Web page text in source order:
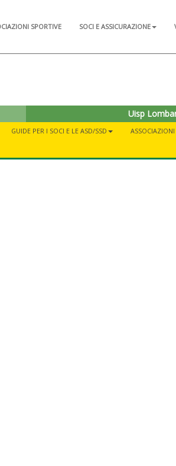
SPORTIVE SOCI E ASSICURAZIONE
Uisp
GUIDE PER I SOCI E LE ASD/SSD